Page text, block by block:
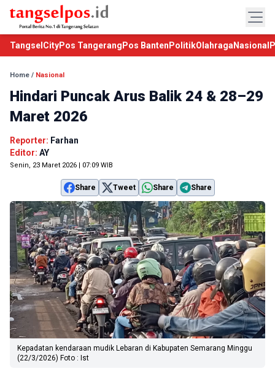
TangselCityPos Tangerang Pos Banten PolitikOlahraga Nasional
Home / Nasional
Hindari Puncak Arus Balik 24 & 28–29
Maret 2026
Reporter: Farhan
Editor: AY
Senin, 23 Maret 2026 | 07:09 WIB
Share Tweet Share Share
Kepadatan kendaraan mudik Lebaran di Kabupaten Semarang Minggu
(22/3/2026) Foto : Ist